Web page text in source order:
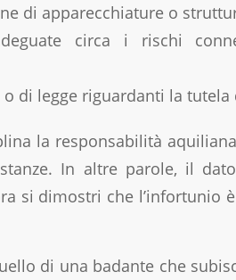
di apparecchiature o
circa i rischi
di legge riguardanti la
la responsabilità
In altre parole, il
si dimostri che l’infortunio
di una badante che